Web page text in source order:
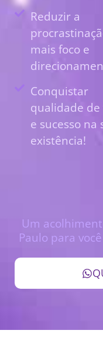
Reduzir a
mais foco e
Conquistar
qualidade de
e sucesso na
existência!
Um
Paulo para